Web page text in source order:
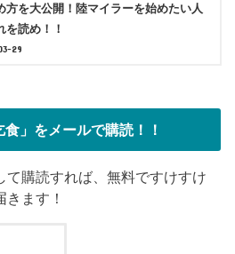
方を大公開！陸マイラーを始めたい人
を読め！！
29
食」をメールで購読！！
て購読すれば、無料ですけすけ
ます！